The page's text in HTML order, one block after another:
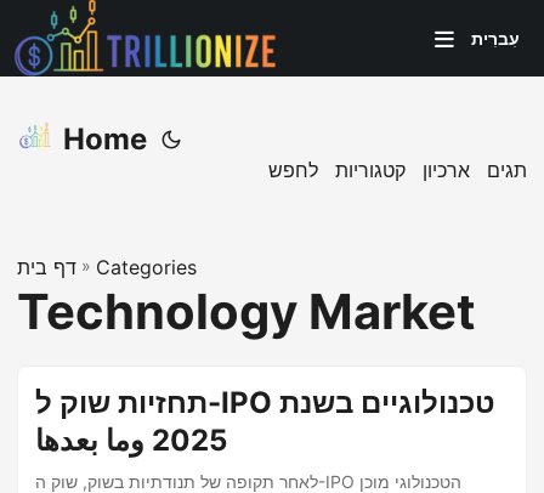
עִברִית
Home
לחפש קטגוריות ארכיון תגים
דף בית » Categories
Technology Market
תחזיות שוק ל-IPO טכנולוגיים בשנת
2025 وما بعدها
לאחר תקופה של תנודתיות בשוק, שוק ה-IPO הטכנולוגי מוכן